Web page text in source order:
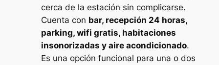
cerca de la estación sin complicarse.
Cuenta con bar, recepción 24 horas,
parking, wifi gratis, habitaciones
insonorizadas y aire acondicionado.
Es una opción funcional para una o dos